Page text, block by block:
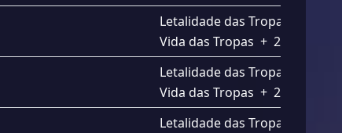
Letalidade das Tropas
Vida das Tropas + 2.20%
Letalidade das Tropas
Vida das Tropas + 2.30%
Letalidade das Tropas